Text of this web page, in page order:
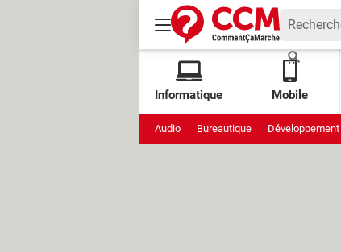
Informatique Mobile
Audio Bureautique Développement